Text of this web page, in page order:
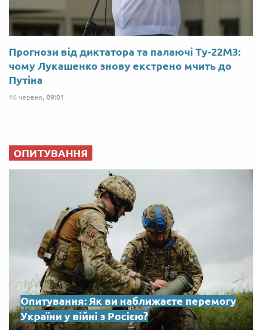
Прогнози від диктатора та палаючі Ту-22М3:
чому Лукашенко знову екстрено мчить до
Путіна
16 червня, 09:01
ОПИТУВАННЯ
Опитування: Як ви наближаєте перемогу
України у війні з Росією?